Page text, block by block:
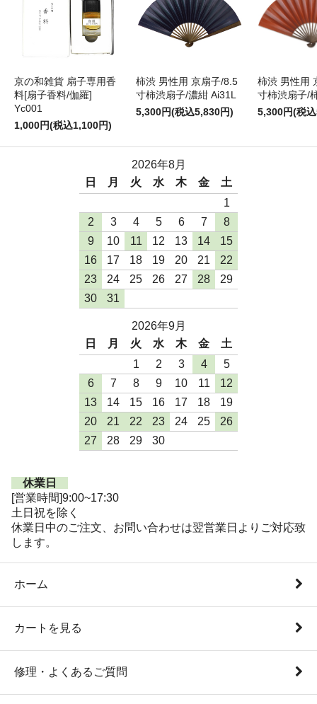
京の和雑貨 扇子専用香
料[扇子香料/伽羅]
Yc001
1,000円(税込1,100円)
柿渋 男性用 京扇子/8.5
寸柿渋扇子/濃紺 Ai31L
5,300円(税込5,830円)
柿渋 男性用
寸柿渋扇子/
5,300円(税
2026年8月
日
月 火 水 木 金
土
1
2
3 4 5 6 7
8
9
10 11 12 13 14
15
16
17 18 19 20 21
22
23
24 25 26 27 28
29
30
31
2026年9月
日
月 火 水 木 金
土
1
2 3 4
5
6
7 8 9 10 11
12
13
14 15 16 17 18
19
20
21 22 23 24 25
26
27
28 29 30
休業日
[営業時間]9:00~17:30
土日祝を除く
休業日中のご注文、お問い合わせは翌営業日よりご対応致
します。
ホーム
カートを見る
修理・よくあるご質問